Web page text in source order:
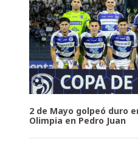
2 de Mayo golpeó duro
Olimpia en Pedro Juan